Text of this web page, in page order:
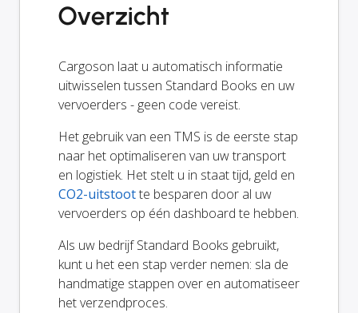
Overzicht
Cargoson laat u automatisch informatie
uitwisselen tussen Standard Books en uw
vervoerders - geen code vereist.
Het gebruik van een TMS is de eerste stap
naar het optimaliseren van uw transport
en logistiek. Het stelt u in staat tijd, geld en
CO2-uitstootte besparen door al uw
vervoerders op één dashboard te hebben.
Als uw bedrijf Standard Books gebruikt,
kunt u het een stap verder nemen: sla de
handmatige stappen over en automatiseer
het verzendproces.